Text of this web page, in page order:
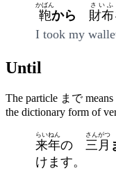
鞄
かばん
から 財布
さいふ
I took my
Until
The particle まで means
the dictionary form of
来年
らいねん
の 三月
さんがつ
けます。